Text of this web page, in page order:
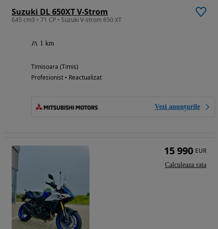
Suzuki DL 650XT V-Strom
645 cm3 • 71 CP • Suzuki V-strom 650 XT
1 km
Timisoara (Timis)
Profesionist • Reactualizat
Vezi anunțurile
15 990 EUR
Calculeaza rata